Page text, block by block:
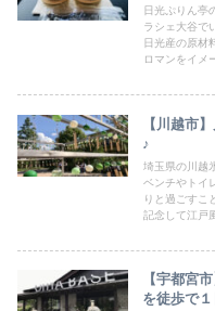
日光ぷりん亭
ラシェ大谷で
日光産の原材
ロマンをイメ
【川越市
♪
埼玉県の川越
ベンチやトイ
りと過ごすこ
記念して江戸
【宇都宮
を徒歩で